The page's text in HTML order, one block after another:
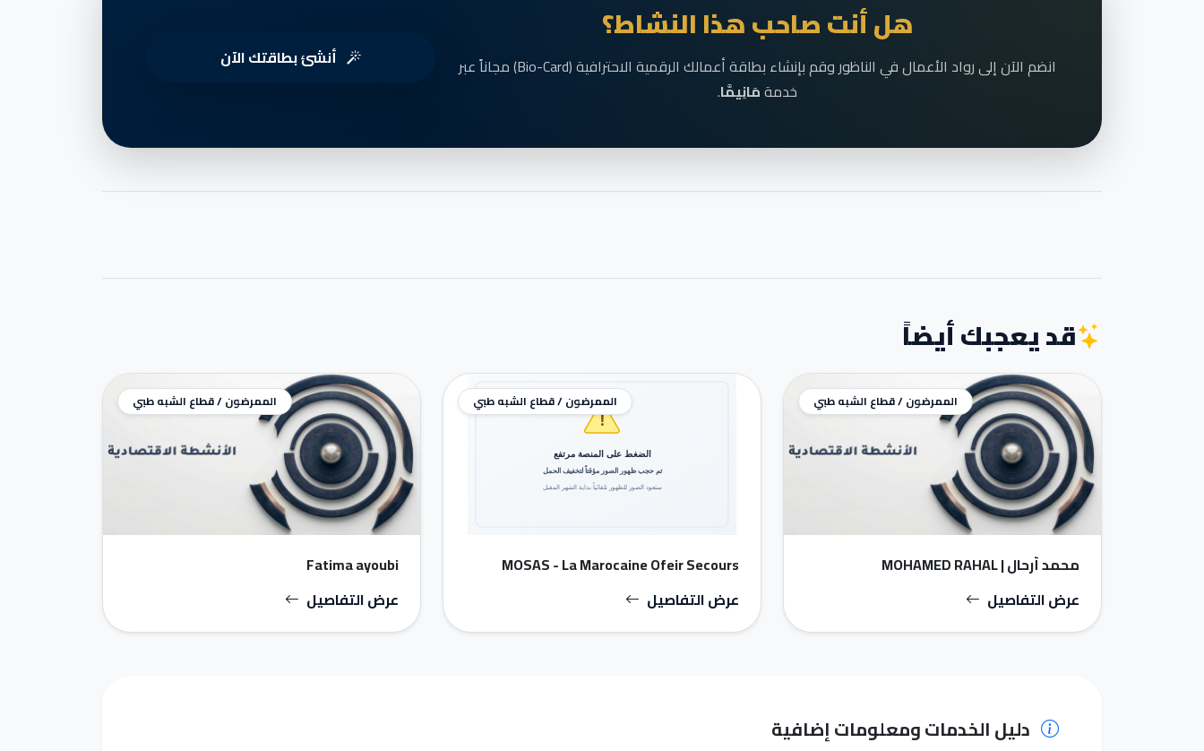
هل أنت صاحب هذا النشاط؟
انضم الآن إلى رواد الأعمال في الناظور وقم بإنشاء بطاقة أعمالك الرقمية الاحترافية (Bio-Card) مجاناً عبر
خدمةمَانِيمَّا.
أنشئ بطاقتك الآن
قد يعجبك أيضاً
الممرضون / قطاع الشبه طبي
محمد أرحال | MOHAMED RAHAL
عرض التفاصيل
الممرضون / قطاع الشبه طبي
MOSAS - La Marocaine Ofeir Secours
عرض التفاصيل
الممرضون / قطاع الشبه طبي
Fatima ayoubi
عرض التفاصيل
دليل الخدمات ومعلومات إضافية